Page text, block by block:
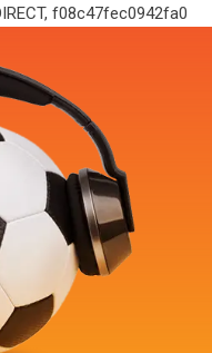
f08c47fec0942fa0